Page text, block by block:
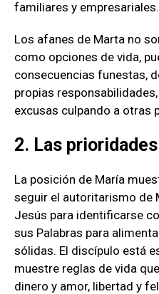
familiares y empresariales.
Los afanes de Marta no
como opciones de vida,
consecuencias funestas,
propias
excusas culpando a otras
2. Las
La posición de María
seguir el autoritarismo de
Jesús para identificarse
sus Palabras para
sólidas. El discípulo está
muestre reglas de vida
dinero y amor, libertad y